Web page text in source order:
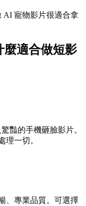
AI 寵物影片很適合拿
麼適合做短影
豔的手機砸臉影片。
一切。
、專業品質。可選擇